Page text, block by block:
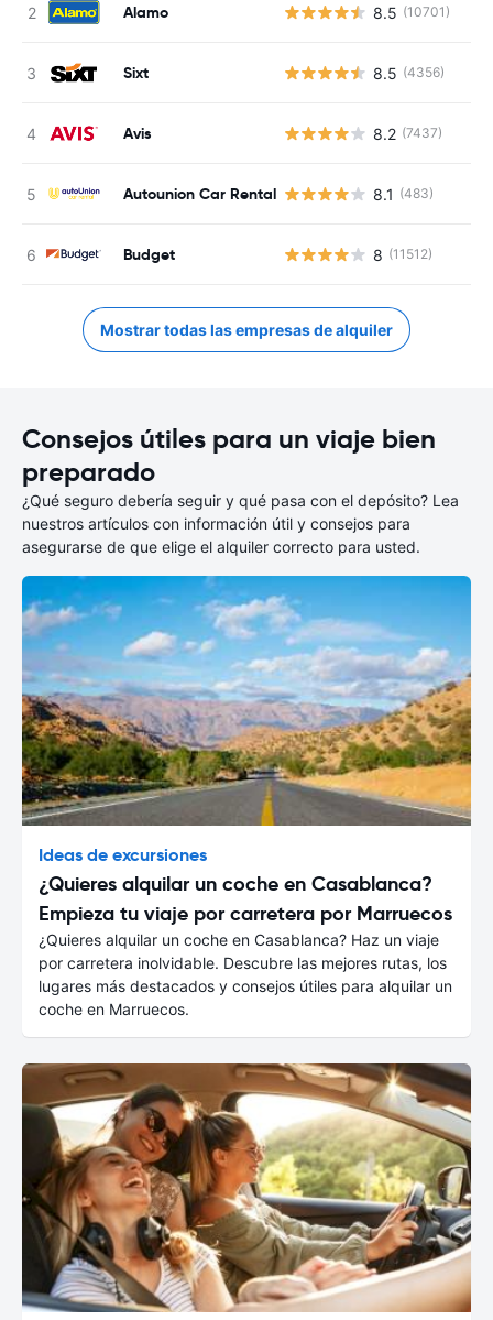
Alamo 8.5 (10701)
Sixt 8.5 (4356)
Avis 8.2 (7437)
Autounion Car Rental 8.1 (483)
Budget 8 (11512)
Mostrar todas las empresas de alquiler
Consejos útiles para un viaje bien
preparado
¿Qué seguro debería seguir y qué pasa con el depósito? Lea
nuestros artículos con información útil y consejos para
asegurarse de que elige el alquiler correcto para usted.
Ideas de excursiones
¿Quieres alquilar un coche en Casablanca?
Empieza tu viaje por carretera por Marruecos
¿Quieres alquilar un coche en Casablanca? Haz un viaje
por carretera inolvidable. Descubre las mejores rutas, los
lugares más destacados y consejos útiles para alquilar un
coche en Marruecos.